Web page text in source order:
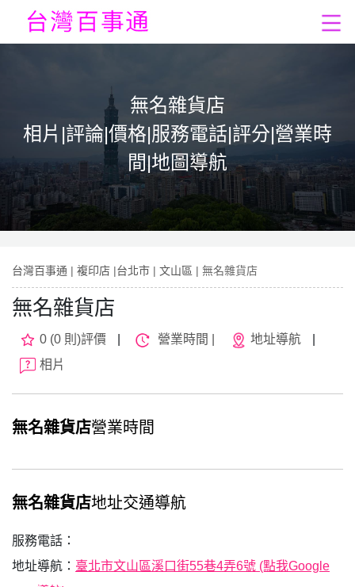
無名雜貨店
相片|評論|價格|服務電話|評分|營業時
間|地圖導航
台灣百事通 | 複印店 |台北市 | 文山區 | 無名雜貨店
無名雜貨店
0 (0 則)評價 營業時間 | 地址導航
相片
無名雜貨店營業時間
無名雜貨店地址交通導航
服務電話：
地址導航： 臺北市文山區溪口街55巷4弄6號 (點我Google